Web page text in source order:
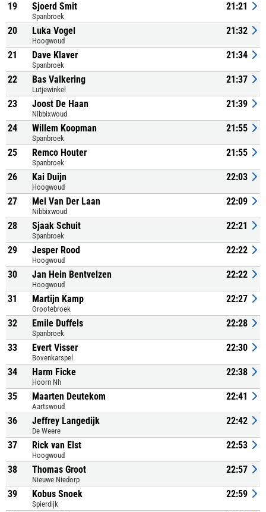
19 Sjoerd Smit
Spanbroek
21:21
20 Luka Vogel
Hoogwoud
21:32
21 Dave Klaver
Spanbroek
21:34
22 Bas Valkering
Lutjewinkel
21:37
23 Joost De Haan
Nibbixwoud
21:39
24 Willem Koopman
Spanbroek
21:55
25 Remco Houter
Spanbroek
21:55
26 Kai Duijn
Hoogwoud
22:03
27 Mel Van Der Laan
Nibbixwoud
22:09
28 Sjaak Schuit
Spanbroek
22:21
29 Jesper Rood
Hoogwoud
22:22
30 Jan Hein Bentvelzen
Hoogwoud
22:22
31 Martijn Kamp
Grootebroek
22:27
32 Emile Duffels
Spanbroek
22:28
33 Evert Visser
Bovenkarspel
22:30
34 Harm Ficke
Hoorn Nh
22:38
35 Maarten Deutekom
Aartswoud
22:41
36 Jeffrey Langedijk
De Weere
22:42
37 Rick van Elst
Hoogwoud
22:53
38 Thomas Groot
Nieuwe Niedorp
22:57
39 Kobus Snoek
Spierdijk
22:59